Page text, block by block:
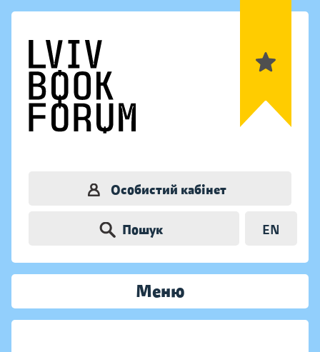
Особистий кабінет
Пошук EN
Меню